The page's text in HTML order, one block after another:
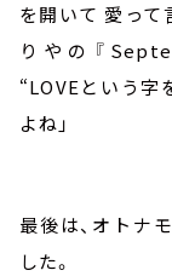
を開いて 愛って
りやの『
“LOVEという字
よね」
最後は、オトナ
した。